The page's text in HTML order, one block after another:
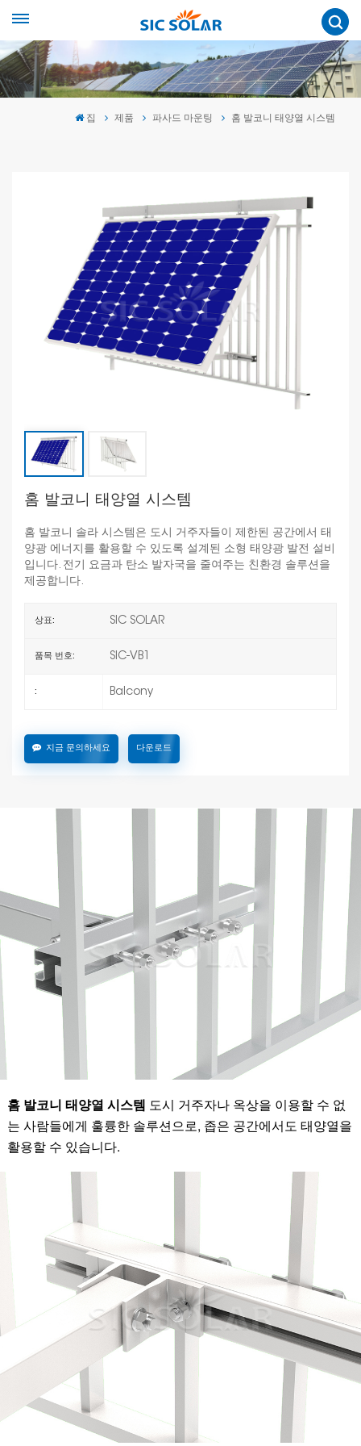
집 제품 파사드 마운팅 홈 발코니 태양열 시스템
홈 발코니 태양열 시스템
홈 발코니 솔라 시스템은 도시 거주자들이 제한된 공간에서 태
양광 에너지를 활용할 수 있도록 설계된 소형 태양광 발전 설비
입니다. 전기 요금과 탄소 발자국을 줄여주는 친환경 솔루션을
제공합니다.
상표: SIC SOLAR
품목 번호: SIC-VB1
: Balcony
지금 문의하세요 다운로드
홈 발코니 태양열 시스템 도시 거주자나 옥상을 이용할 수 없
는 사람들에게 훌륭한 솔루션으로, 좁은 공간에서도 태양열을
활용할 수 있습니다.